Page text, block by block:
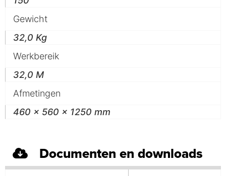
Gewicht
32,0 Kg
Werkbereik
32,0 M
Afmetingen
460 x 560 x 1250 mm
Documenten en downloads